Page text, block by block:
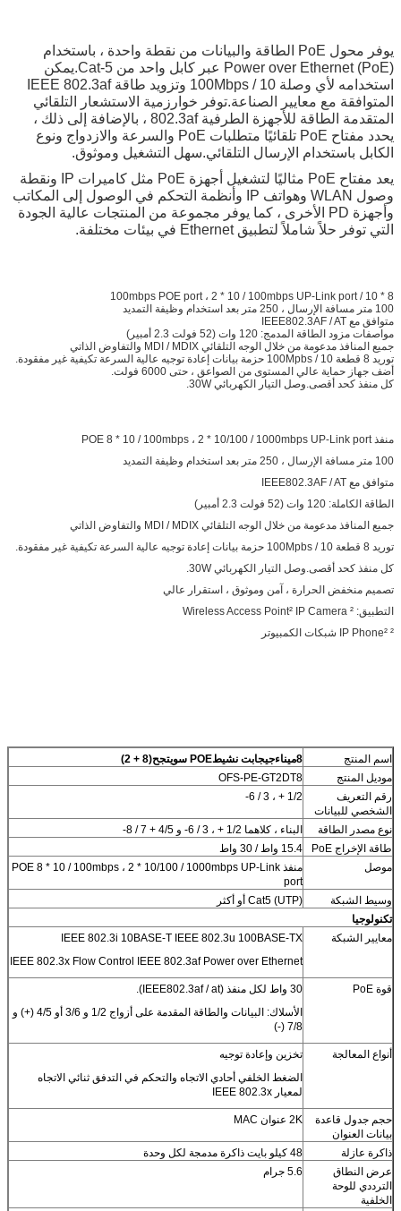
يوفر محول PoE الطاقة والبيانات من نقطة واحدة ، باستخدام
Power over Ethernet (PoE) عبر كابل واحد من Cat-5.يمكن
استخدامه لأي وصلة 10 / 100Mbps وتزويد طاقة IEEE 802.3af
المتوافقة مع معايير الصناعة.توفر خوارزمية الاستشعار التلقائي
المتقدمة الطاقة للأجهزة الطرفية 802.3af ، بالإضافة إلى ذلك ،
يحدد مفتاح PoE تلقائيًا متطلبات PoE والسرعة والازدواج ونوع
الكابل باستخدام الإرسال التلقائي.سهل التشغيل وموثوق.
يعد مفتاح PoE مثاليًا لتشغيل أجهزة PoE مثل كاميرات IP ونقطة
وصول WLAN وهواتف IP وأنظمة التحكم في الوصول إلى المكاتب
وأجهزة PD الأخرى ، كما يوفر مجموعة من المنتجات عالية الجودة
التي توفر حلاً شاملاً لتطبيق Ethernet في بيئات مختلفة.
8 * 10 / 100mbps POE port ، 2 * 10 / 100mbps UP-Link port
100 متر مسافة الإرسال ، 250 متر بعد استخدام وظيفة التمديد
متوافق مع IEEE802.3AF / AT
مواصفات مزود الطاقة المدمج: 120 وات (52 فولت 2.3 أمبير)
جميع المنافذ مدعومة من خلال الوجه التلقائي MDI / MDIX والتفاوض الذاتي
توريد 8 قطعة 10 / 100Mpbs حزمة بيانات إعادة توجيه عالية السرعة تكيفية غير مفقودة.
أضف جهاز حماية عالي المستوى من الصواعق ، حتى 6000 فولت.
كل منفذ كحد أقصى.وصل التيار الكهربائي 30W.
منفذ POE 8 * 10 / 100mbps ، 2 * 10/100 / 1000mbps UP-Link port
100 متر مسافة الإرسال ، 250 متر بعد استخدام وظيفة التمديد
متوافق مع IEEE802.3AF / AT
الطاقة الكاملة: 120 وات (52 فولت 2.3 أمبير)
جميع المنافذ مدعومة من خلال الوجه التلقائي MDI / MDIX والتفاوض الذاتي
توريد 8 قطعة 10 / 100Mpbs حزمة بيانات إعادة توجيه عالية السرعة تكيفية غير مفقودة.
كل منفذ كحد أقصى.وصل التيار الكهربائي 30W.
تصميم منخفض الحرارة ، آمن وموثوق ، استقرار عالي
التطبيق: ² Wireless Access Point² IP Camera
² IP Phone² شبكات الكمبيوتر
اسم المنتج 8ميناءجيجابت نشيطPOE سويت جح(8 + 2)
موديل المنتج
OFS-PE-GT2DT8
رقم التعريف
الشخصي للبيانات
1/2 + ، 3 / 6-
نوع مصدر الطاقة
البناء ، كلاهما 1/2 + ، 3 / 6- و 4/5 + 7 / 8-
طاقة الإخراج PoE
15.4 واط / 30 واط
موصل
منفذ POE 8 * 10 / 100mbps ، 2 * 10/100 / 1000mbps UP-Link
port
وسيط الشبكة
Cat5 (UTP) أو أكثر
تكنولوجيا
معايير الشبكة
IEEE 802.3i 10BASE-T IEEE 802.3u 100BASE-TX
IEEE 802.3x Flow Control IEEE 802.3af Power over Ethernet
قوة PoE
30 واط لكل منفذ (IEEE802.3af / at).
الأسلاك: البيانات والطاقة المقدمة على أزواج 1/2 و 3/6 أو 4/5 (+) و
7/8 (-)
أنواع المعالجة
تخزين وإعادة توجيه
الضغط الخلفي أحادي الاتجاه والتحكم في التدفق ثنائي الاتجاه
لمعيار IEEE 802.3x
حجم جدول قاعدة
بيانات العنوان
2K عنوان MAC
ذاكرة عازلة
48 كيلو بايت ذاكرة مدمجة لكل وحدة
عرض النطاق
الترددي للوحة
الخلفية
5.6 جرام